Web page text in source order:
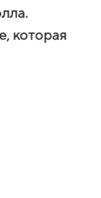
которая